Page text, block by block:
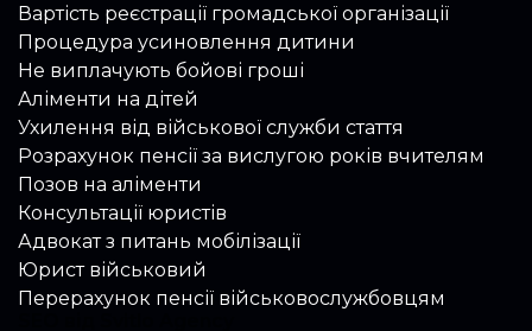
Вартість реєстрації громадської організації
Процедура усиновлення дитини
Не виплачують бойові гроші
Аліменти на дітей
Ухилення від військової служби стаття
Розрахунок пенсії за вислугою років вчителям
Позов на аліменти
Консультації юристів
Адвокат з питань мобілізації
Юрист військовий
Перерахунок пенсії військовослужбовцям